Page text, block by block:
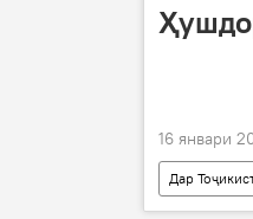
16 январи
Дар